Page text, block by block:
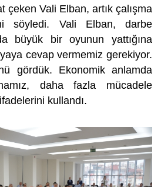
çeken Vali Elban, artık çalışma
söyledi. Vali Elban, darbe
büyük bir oyunun yattığına
cevap vermemiz gerekiyor.
gördük. Ekonomik anlamda
daha fazla mücadele
kullandı.